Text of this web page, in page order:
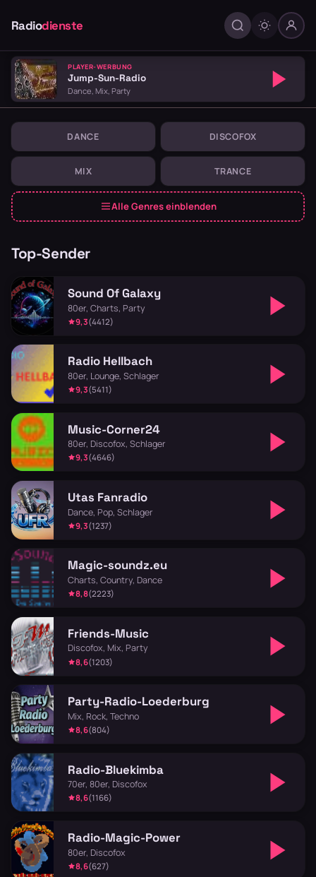
Radiodienste
PLAYER-WERBUNG
Jump-Sun-Radio
Dance, Mix, Party
DANCE DISCOFOX
MIX TRANCE
Alle Genres einblenden
Webradio-Verzeichnis —
Top-Sender
Sound Of Galaxy
80er, Charts, Party
9,3(4412)
Radio Hellbach
80er, Lounge, Schlager
9,3(5411)
Music-Corner24
80er, Discofox, Schlager
9,3(4646)
Utas Fanradio
Dance, Pop, Schlager
9,3(1237)
Magic-soundz.eu
Charts, Country, Dance
8,8(2223)
Friends-Music
Discofox, Mix, Party
8,6(1203)
Party-Radio-Loederburg
Mix, Rock, Techno
8,6(804)
Radio-Bluekimba
70er, 80er, Discofox
8,6(1166)
Radio-Magic-Power
80er, Discofox
8,6(627)